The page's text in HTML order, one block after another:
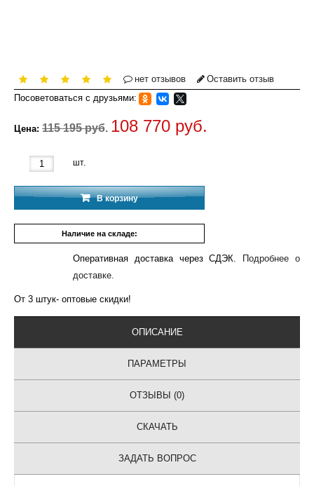
нет отзывов
Оставить отзыв
Посоветоваться с друзьями:
Цена: 115 195 руб. 108 770 руб.
шт.
В корзину
Наличие на складе:
Оперативная доставка через СДЭК.
Подробнее о
доставке.
От 3 штук- оптовые скидки!
ОПИСАНИЕ
ПАРАМЕТРЫ
ОТЗЫВЫ (0)
СКАЧАТЬ
ЗАДАТЬ ВОПРОС